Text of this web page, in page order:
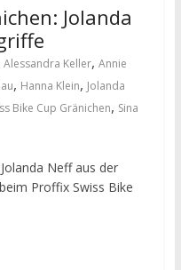
Jolanda
Alessandra Keller, Annie
, Hanna Klein, Jolanda
Bike Cup Gränichen, Sina
Neff aus der
Proffix Swiss Bike